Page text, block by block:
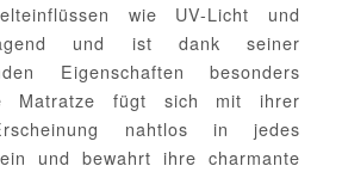
wie UV-Licht und
und ist dank seiner
Eigenschaften besonders
Matratze fügt sich mit ihrer
nahtlos in jedes
und bewahrt ihre charmante